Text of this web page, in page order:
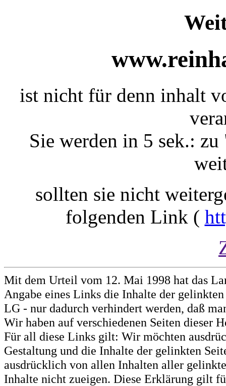
ist nicht für denn inhalt
Sie werden in 5 sek.: zu
sollten sie nicht
folgenden Link (
Mit dem Urteil vom 12. Mai 1998 hat das
Angabe eines Links die Inhalte der
LG - nur dadurch verhindert werden, daß
Wir haben auf verschiedenen Seiten dieser
Für all diese Links gilt: Wir möchten
Gestaltung und die Inhalte der gelinkten
ausdrücklich von allen Inhalten aller
Inhalte nicht zueigen. Diese Erklärung gilt